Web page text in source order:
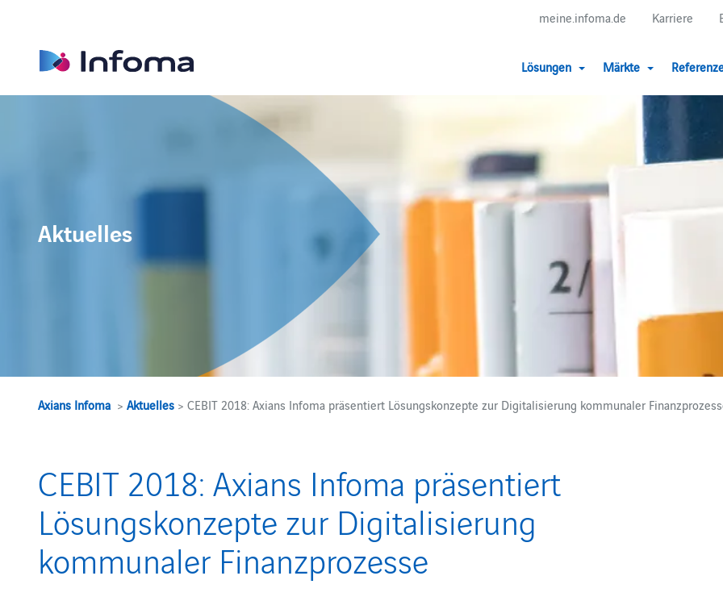
meine.infoma.de Karriere
Lösungen Märkte
Aktuelles
Axians Infoma >Aktuelles > CEBIT 2018: Axians Infoma präsentiert Lösungskonzepte zur Digitalisierung kommunaler
CEBIT 2018: Axians Infoma präsentiert
Lösungskonzepte zur Digitalisierung
kommunaler Finanzprozesse